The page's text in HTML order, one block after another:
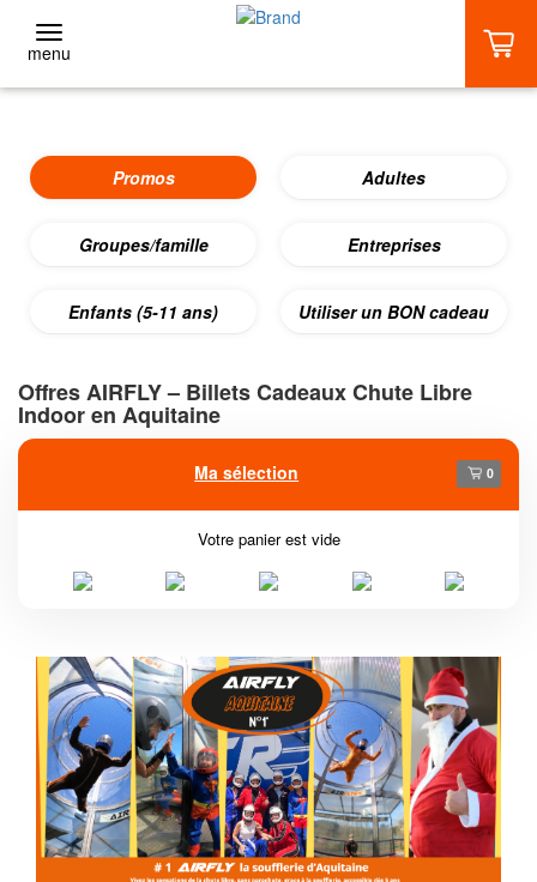
menu
Promos Adultes
Groupes/famille Entreprises
Enfants (5-11 ans) Utiliser un BON cadeau
Offres AIRFLY – Billets Cadeaux Chute Libre
Indoor en Aquitaine
Ma sélection 0
Votre panier est vide
Adultes
BASIC (1 VOL)
DÉCOUVERTE (2 VOLS)
EXTRÊME (3 VOLS ET +)
AIRFLYER +
AGENDA TUNNEL
ACCUEIL